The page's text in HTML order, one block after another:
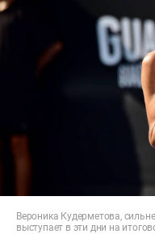
Вероника Кудерметова,
выступает в эти дни на